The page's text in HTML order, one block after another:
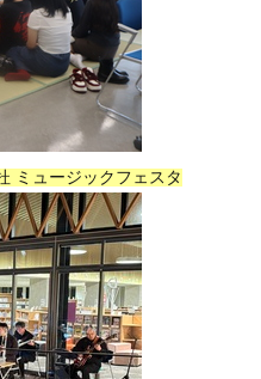
ミュージックフェスタ